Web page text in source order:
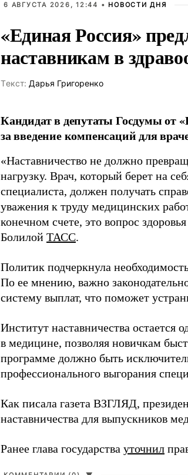
6 АВГУСТА 2026, 12:44 • НОВОСТИ ДНЯ
«Единая Россия»
наставникам в
Tекст: Дарья Григоренко
Кандидат в депутаты Госдумы от
за введение компенсаций для
«Наставничество не должно
нагрузку. Врач, который берет на
специалиста, должен получать
уважения к труду медицинских
конечном счете, это вопрос
Болилой ТАСС.
Политик подчеркнула
По ее мнению, важно
систему выплат, что поможет
Институт наставничества остается
в медицине, позволяя новичкам
программе должно быть
профессионального выгорания
Как писала газета ВЗГЛЯД,
наставничества для выпускников
Ранее глава государства уточнил